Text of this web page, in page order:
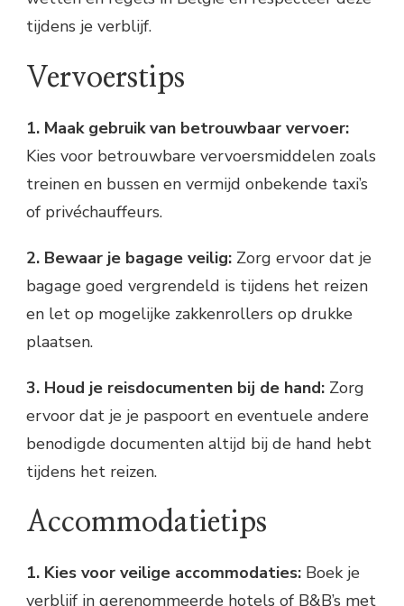
tijdens je verblijf.
Vervoerstips
1. Maak gebruik van betrouwbaar vervoer:
Kies voor betrouwbare vervoersmiddelen zoals
treinen en bussen en vermijd onbekende taxi’s
of privéchauffeurs.
2. Bewaar je bagage veilig: Zorg ervoor dat je
bagage goed vergrendeld is tijdens het reizen
en let op mogelijke zakkenrollers op drukke
plaatsen.
3. Houd je reisdocumenten bij de hand: Zorg
ervoor dat je je paspoort en eventuele andere
benodigde documenten altijd bij de hand hebt
tijdens het reizen.
Accommodatietips
1. Kies voor veilige accommodaties: Boek je
verblijf in gerenommeerde hotels of B&B’s met